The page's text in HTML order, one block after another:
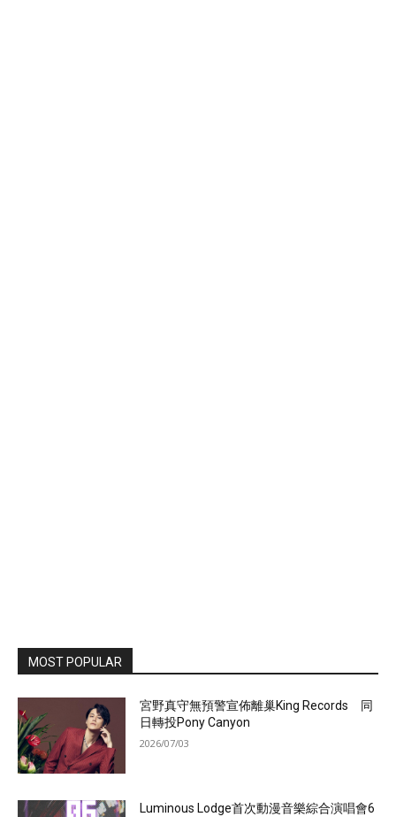
MOST POPULAR
宮野真守無預警宣佈離巢King Records 同
日轉投Pony Canyon
2026/07/03
Luminous Lodge首次動漫音樂綜合演唱會6